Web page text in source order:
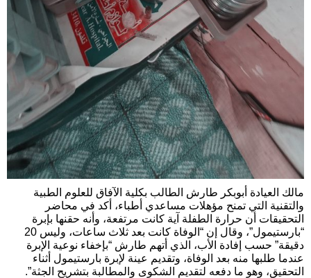
مالك العيادة أبوبكر طارش الطالب بكلية الآفاق للعلوم الطبية
والتقنية التي تمنح مؤهلات مساعدي أطباء، أكد في محاضر
التحقيقات أن حرارة الطفلة آية كانت مرتفعة، وأنه حقنها بإبرة
“بارستيمول”، وقال إن “الوفاة كانت بعد ثلاث ساعات، وليس 20
دقيقة” حسب إفادة الأب، الذي أتهم طارش “بإخفاء نوعية الإبرة
عندما طلبها منه بعد الوفاة، وتقديم عينة لإبرة بارستيمول أثناء
التحقيق، وهو ما دفعه لتقديم الشكوى والمطالبة بتشريح الجثة”.